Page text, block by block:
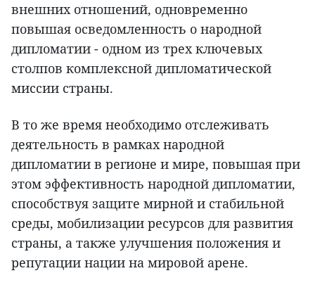
внешних отношений, одновременно
повышая осведомленность о народной
дипломатии - одном из трех ключевых
столпов комплексной дипломатической
миссии страны.
В то же время необходимо отслеживать
деятельность в рамках народной
дипломатии в регионе и мире, повышая при
этом эффективность народной дипломатии,
способствуя защите мирной и стабильной
среды, мобилизации ресурсов для развития
страны, а также улучшения положения и
репутации нации на мировой арене.